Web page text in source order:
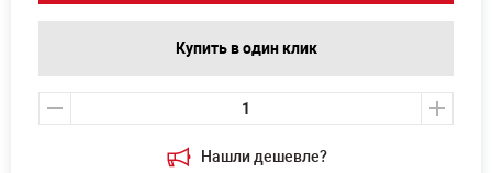
Нашли дешевле?
Купить в один клик